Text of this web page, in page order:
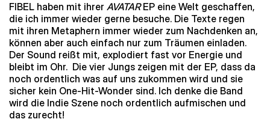
FIBEL haben mit ihrer AVATAREP eine Welt geschaffen,
die ich immer wieder gerne besuche. Die Texte regen
mit ihren Metaphern immer wieder zum Nachdenken an,
können aber auch einfach nur zum Träumen einladen.
Der Sound reißt mit, explodiert fast vor Energie und
bleibt im Ohr. Die vier Jungs zeigen mit der EP, dass da
noch ordentlich was auf uns zukommen wird und sie
sicher kein One-Hit-Wonder sind. Ich denke die Band
wird die Indie Szene noch ordentlich aufmischen und
das zurecht!